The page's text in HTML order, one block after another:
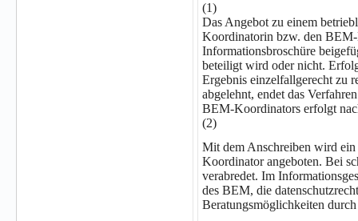
(1)
Das Angebot zu einem
Koordinatorin bzw. den
Informationsbroschüre
beteiligt wird oder nicht.
Ergebnis einzelfallgerecht zu
abgelehnt, endet das
BEM-Koordinators erfolgt
(2)
Mit dem Anschreiben wird
Koordinator angeboten. Bei
verabredet. Im
des BEM, die
Beratungsmöglichkeiten